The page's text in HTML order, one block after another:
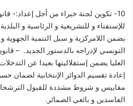
10- تكوين لجنة خبراء من أجل إعداد:-
للإستفتاء و للتشريعية و الرئاسية و
يضمن اللامركزية و سبل التنمية
التونسي لإدراجه بالدستور الجديد. –
العليا يضمن إستقلاليتها بعيدا عن
إعادة تقسيم الدوائر الإنتخابية لضمان
مقاييس و شروط مشددة للقبول
الفاسدين و بائعي الضمائر.